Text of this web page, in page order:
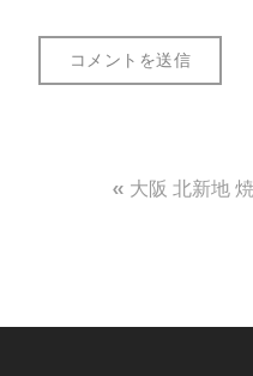
ビ
大阪 北新地